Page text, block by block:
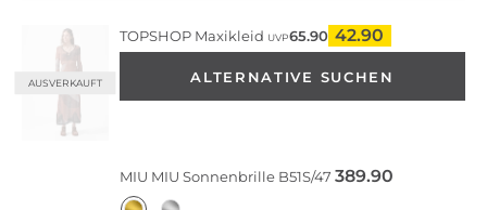
AUSVERKAUFT
TOPSHOP Maxikleid UVP65.90 42.90
ALTERNATIVE SUCHEN
MIU MIU Sonnenbrille B51S/47 389.90